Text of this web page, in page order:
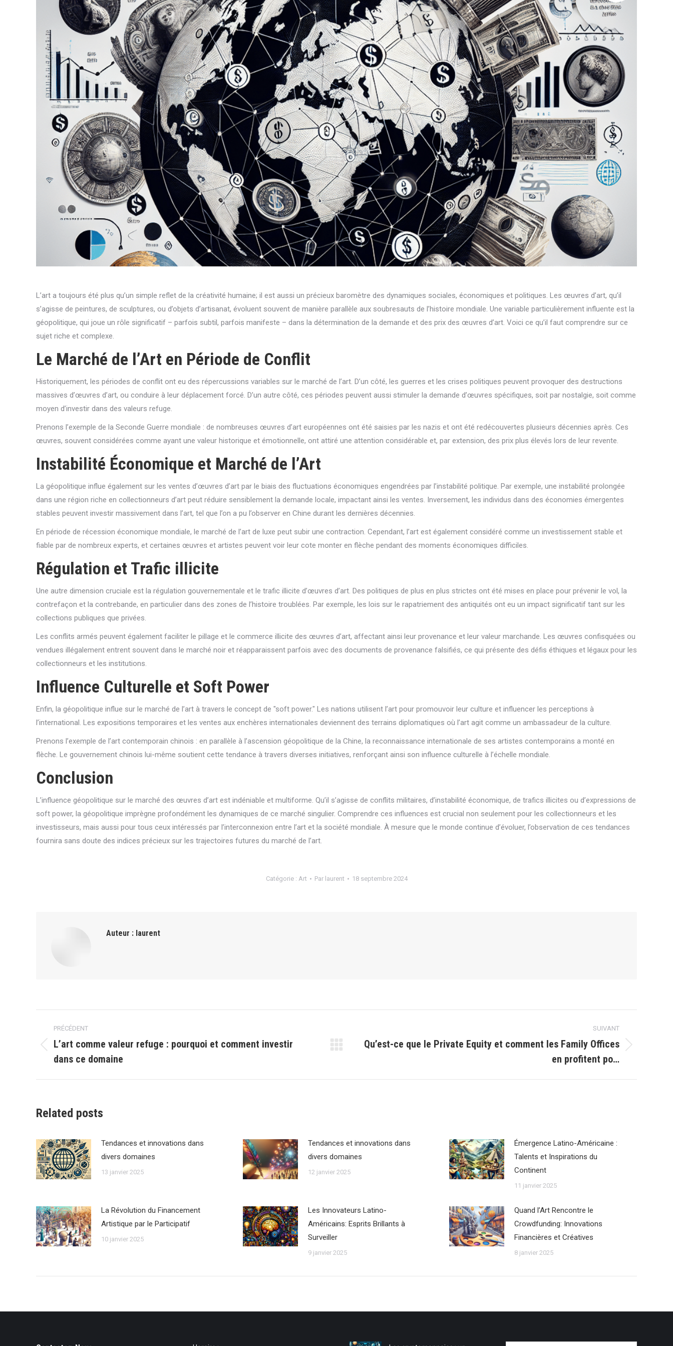
L’art a toujours été plus qu’un simple reflet de la créativité humaine; il est aussi un précieux baromètre des dynamiques sociales, économiques et politiques. Les œuvres d’art, qu’il
s’agisse de peintures, de sculptures, ou d’objets d’artisanat, évoluent souvent de manière parallèle aux soubresauts de l’histoire mondiale. Une variable particulièrement influente est la
géopolitique, qui joue un rôle significatif – parfois subtil, parfois manifeste – dans la détermination de la demande et des prix des œuvres d’art. Voici ce qu’il faut comprendre sur ce
sujet riche et complexe.
Le Marché de l’Art en Période de Conflit
Historiquement, les périodes de conflit ont eu des répercussions variables sur le marché de l’art. D’un côté, les guerres et les crises politiques peuvent provoquer des destructions
massives d’œuvres d’art, ou conduire à leur déplacement forcé. D’un autre côté, ces périodes peuvent aussi stimuler la demande d’œuvres spécifiques, soit par nostalgie, soit comme
moyen d’investir dans des valeurs refuge.
Prenons l’exemple de la Seconde Guerre mondiale : de nombreuses œuvres d’art européennes ont été saisies par les nazis et ont été redécouvertes plusieurs décennies après. Ces
œuvres, souvent considérées comme ayant une valeur historique et émotionnelle, ont attiré une attention considérable et, par extension, des prix plus élevés lors de leur revente.
Instabilité Économique et Marché de l’Art
La géopolitique influe également sur les ventes d’œuvres d’art par le biais des fluctuations économiques engendrées par l’instabilité politique. Par exemple, une instabilité prolongée
dans une région riche en collectionneurs d’art peut réduire sensiblement la demande locale, impactant ainsi les ventes. Inversement, les individus dans des économies émergentes
stables peuvent investir massivement dans l’art, tel que l’on a pu l’observer en Chine durant les dernières décennies.
En période de récession économique mondiale, le marché de l’art de luxe peut subir une contraction. Cependant, l’art est également considéré comme un investissement stable et
fiable par de nombreux experts, et certaines œuvres et artistes peuvent voir leur cote monter en flèche pendant des moments économiques difficiles.
Régulation et Trafic illicite
Une autre dimension cruciale est la régulation gouvernementale et le trafic illicite d’œuvres d’art. Des politiques de plus en plus strictes ont été mises en place pour prévenir le vol, la
contrefaçon et la contrebande, en particulier dans des zones de l’histoire troublées. Par exemple, les lois sur le rapatriement des antiquités ont eu un impact significatif tant sur les
collections publiques que privées.
Les conflits armés peuvent également faciliter le pillage et le commerce illicite des œuvres d’art, affectant ainsi leur provenance et leur valeur marchande. Les œuvres confisquées ou
vendues illégalement entrent souvent dans le marché noir et réapparaissent parfois avec des documents de provenance falsifiés, ce qui présente des défis éthiques et légaux pour les
collectionneurs et les institutions.
Influence Culturelle et Soft Power
Enfin, la géopolitique influe sur le marché de l’art à travers le concept de "soft power." Les nations utilisent l’art pour promouvoir leur culture et influencer les perceptions à
l’international. Les expositions temporaires et les ventes aux enchères internationales deviennent des terrains diplomatiques où l’art agit comme un ambassadeur de la culture.
Prenons l’exemple de l’art contemporain chinois : en parallèle à l’ascension géopolitique de la Chine, la reconnaissance internationale de ses artistes contemporains a monté en
flèche. Le gouvernement chinois lui-même soutient cette tendance à travers diverses initiatives, renforçant ainsi son influence culturelle à l’échelle mondiale.
Conclusion
L’influence géopolitique sur le marché des œuvres d’art est indéniable et multiforme. Qu’il s’agisse de conflits militaires, d’instabilité économique, de trafics illicites ou d’expressions de
soft power, la géopolitique imprègne profondément les dynamiques de ce marché singulier. Comprendre ces influences est crucial non seulement pour les collectionneurs et les
investisseurs, mais aussi pour tous ceux intéressés par l’interconnexion entre l’art et la société mondiale. À mesure que le monde continue d’évoluer, l’observation de ces tendances
fournira sans doute des indices précieux sur les trajectoires futures du marché de l’art.
Catégorie : Art Par laurent 18 septembre 2024
Auteur : laurent
Navigation
article
PRÉCÉDENT
précédent
:
L’art comme valeur refuge : pourquoi et comment investir
dans ce domaine
SUIVANT
Article
:
Qu’est-ce que le Private Equity et comment les Family Offices
en profitent po…
Related posts
Tendances et innovations dans
divers domaines
13 janvier 2025
Tendances et innovations dans
divers domaines
12 janvier 2025
Émergence Latino-Américaine :
Talents et Inspirations du
Continent
11 janvier 2025
La Révolution du Financement
Artistique par le Participatif
10 janvier 2025
Les Innovateurs Latino-
Américains: Esprits Brillants à
Surveiller
9 janvier 2025
Quand l’Art Rencontre le
Crowdfunding: Innovations
Financières et Créatives
8 janvier 2025